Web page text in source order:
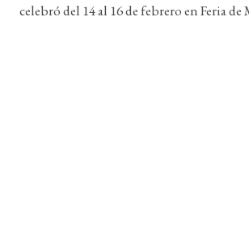
celebró del 14 al 16 de febrero en Feria de